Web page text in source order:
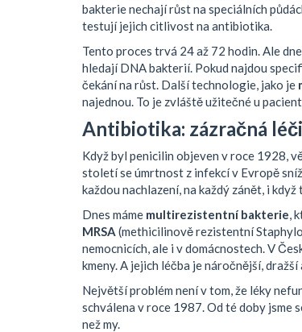
bakterie nechají růst na speciálních
testují jejich citlivost na antibiotika.
Tento proces trvá 24 až 72 hodin. Ale
hledají DNA bakterií. Pokud najdou
čekání na růst. Další technologie, jako je
najednou. To je zvláště užitečné u
Antibiotika: zázračná
Když byl penicilin objeven v roce 1928,
století se úmrtnost z infekcí v Evropě
každou nachlazení, na každý zánět, i
Dnes máme multirezistentní bakterie,
MRSA (methicilinově rezistentní
nemocnicích, ale i v domácnostech. V
kmeny. A jejich léčba je náročnější, dražší
Největší problém není v tom, že léky
schválena v roce 1987. Od té doby jsme
než my.